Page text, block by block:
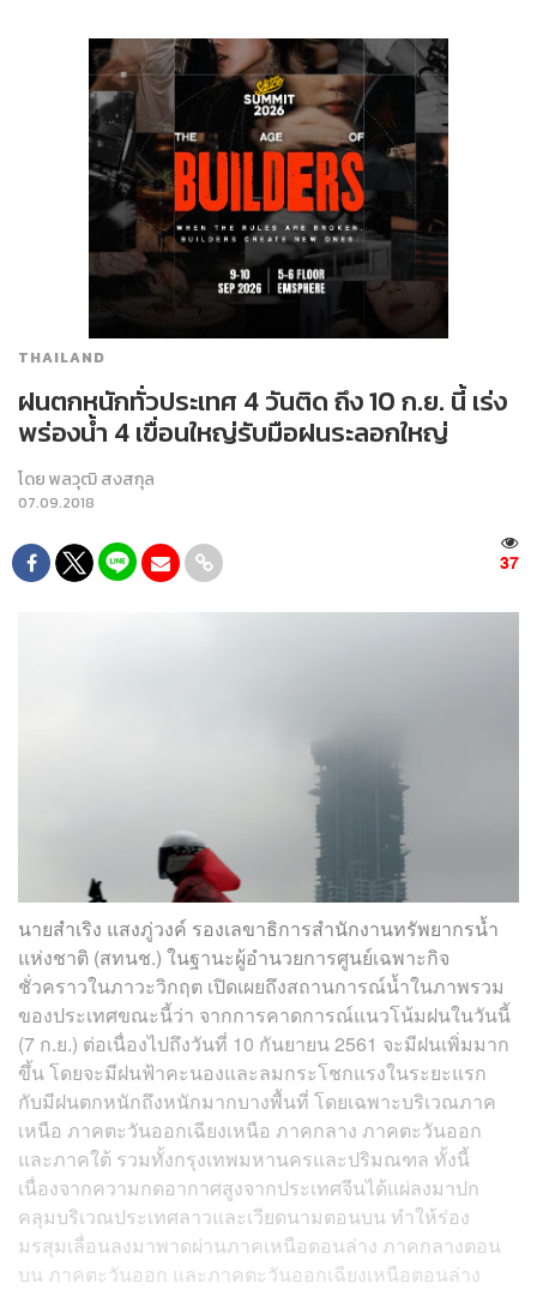
THAILAND
ฝนตกหนักทั่วประเทศ 4 วันติด ถึง 10 ก.ย. นี้ เร่ง
พร่องน้ำ 4 เขื่อนใหญ่รับมือฝนระลอกใหญ่
โดยพลวุฒิ สงสกุล
07.09.2018
37
นายสำเริง แสงภู่วงค์ รองเลขาธิการสำนักงานทรัพยากรน้ำ
แห่งชาติ (สทนช.) ในฐานะผู้อำนวยการศูนย์เฉพาะกิจ
ชั่วคราวในภาวะวิกฤต เปิดเผยถึงสถานการณ์น้ำในภาพรวม
ของประเทศขณะนี้ว่า จากการคาดการณ์แนวโน้มฝนในวันนี้
(7 ก.ย.) ต่อเนื่องไปถึงวันที่ 10 กันยายน 2561 จะมีฝนเพิ่มมาก
ขึ้น โดยจะมีฝนฟ้าคะนองและลมกระโชกแรงในระยะแรก
กับมีฝนตกหนักถึงหนักมากบางพื้นที่ โดยเฉพาะบริเวณภาค
เหนือ ภาคตะวันออกเฉียงเหนือ ภาคกลาง ภาคตะวันออก
และภาคใต้ รวมทั้งกรุงเทพมหานครและปริมณฑล ทั้งนี้
เนื่องจากความกดอากาศสูงจากประเทศจีนได้แผ่ลงมาปก
คลุมบริเวณประเทศลาวและเวียดนามตอนบน ทำให้ร่อง
มรสุมเลื่อนลงมาพาดผ่านภาคเหนือตอนล่าง ภาคกลางตอน
บน ภาคตะวันออก และภาคตะวันออกเฉียงเหนือตอนล่าง